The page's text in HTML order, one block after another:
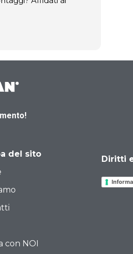
del sito
con NOI
Diritti